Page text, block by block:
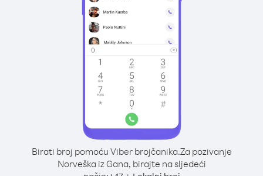
Birati broj pomoću Viber brojčanika.Za pozivanje
Norveška iz Gana, birajte na sljedeći